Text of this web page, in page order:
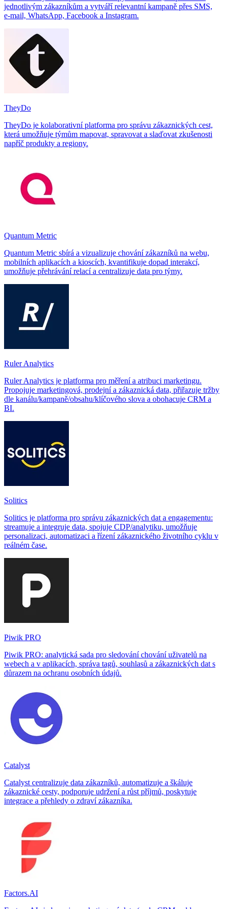
jednotlivým zákazníkům a vytváří relevantní kampaně přes SMS,
e‑mail, WhatsApp, Facebook a Instagram.
TheyDo
TheyDo je kolaborativní platforma pro správu zákaznických cest,
která umožňuje týmům mapovat, spravovat a slaďovat zkušenosti
napříč produkty a regiony.
Quantum Metric
Quantum Metric sbírá a vizualizuje chování zákazníků na webu,
mobilních aplikacích a kioscích, kvantifikuje dopad interakcí,
umožňuje přehrávání relací a centralizuje data pro týmy.
Ruler Analytics
Ruler Analytics je platforma pro měření a atribuci marketingu.
Propojuje marketingová, prodejní a zákaznická data, přiřazuje tržby
dle kanálu/kampaně/obsahu/klíčového slova a obohacuje CRM a
BI.
Solitics
Solitics je platforma pro správu zákaznických dat a engagementu:
streamuje a integruje data, spojuje CDP/analytiku, umožňuje
personalizaci, automatizaci a řízení zákaznického životního cyklu v
reálném čase.
Piwik PRO
Piwik PRO: analytická sada pro sledování chování uživatelů na
webech a v aplikacích, správa tagů, souhlasů a zákaznických dat s
důrazem na ochranu osobních údajů.
Catalyst
Catalyst centralizuje data zákazníků, automatizuje a škáluje
zákaznické cesty, podporuje udržení a růst příjmů, poskytuje
integrace a přehledy o zdraví zákazníka.
Factors.AI